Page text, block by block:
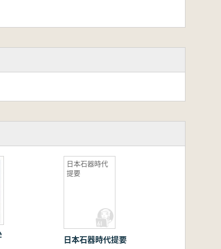
日本石器時代
提要
日本石器時代提要